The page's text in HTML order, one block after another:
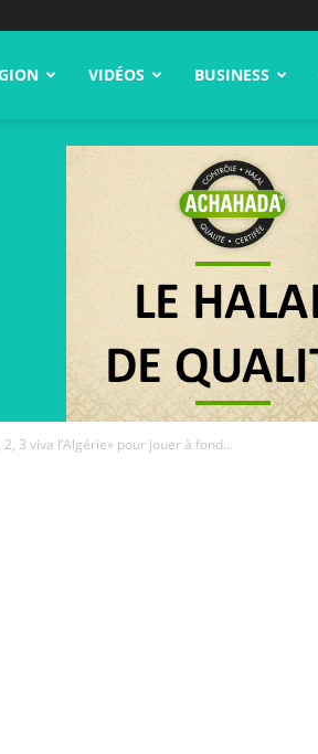
VIDÉOS BUSINESS
3 viva l’Algérie» pour jouer à fond...